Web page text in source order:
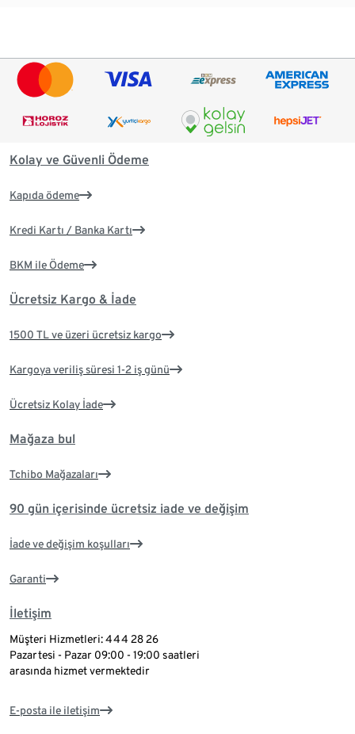
Kolay ve Güvenli Ödeme
Kapıda ödeme
Kredi Kartı / Banka Kartı
BKM ile Ödeme
Ücretsiz Kargo & İade
1500 TL ve üzeri ücretsiz kargo
Kargoya veriliş süresi 1-2 iş günü
Ücretsiz Kolay İade
Mağaza bul
Tchibo Mağazaları
90 gün içerisinde ücretsiz iade ve değişim
İade ve değişim koşulları
Garanti
İletişim
Müşteri Hizmetleri: 444 28 26
Pazartesi - Pazar 09:00 - 19:00 saatleri
arasında hizmet vermektedir
E-posta ile iletişim